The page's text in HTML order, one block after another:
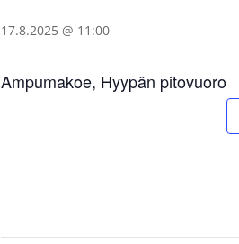
17.8.2025 @ 11:00
Ampumakoe, Hyypän pitovuoro